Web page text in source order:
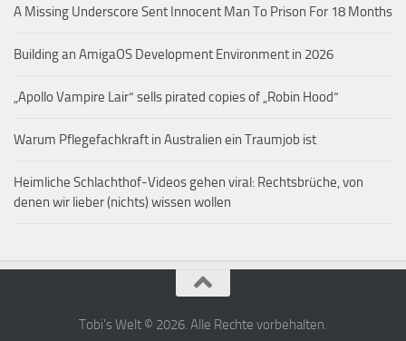
A Missing Underscore Sent Innocent Man To Prison For 18 Months
Building an AmigaOS Development Environment in 2026
„Apollo Vampire Lair“ sells pirated copies of „Robin Hood“
Warum Pflegefachkraft in Australien ein Traumjob ist
Heimliche Schlachthof-Videos gehen viral: Rechtsbrüche, von
denen wir lieber (nichts) wissen wollen
Tobi's Welt © 2026. Alle Rechte vorbehalten.